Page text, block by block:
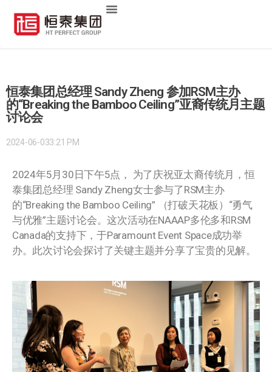
恒泰集团总经理 Sandy Zheng 参加RSM主办
的“Breaking the Bamboo Ceiling”亚裔传统月主题
讨论会
2024-06-033:21 PM
2024年5月30日下午5点， 为了庆祝亚太裔传统月，恒
泰集团总经理 Sandy Zheng女士参与了RSM主办
的“Breaking the Bamboo Ceiling” （打破天花板） “勇气
与优雅”主题讨论会。这次活动在NAAAP多伦多和RSM
Canada的支持下，于Paramount Event Space成功举
办。此次讨论会探讨了关键主题并分享了宝贵的见解。